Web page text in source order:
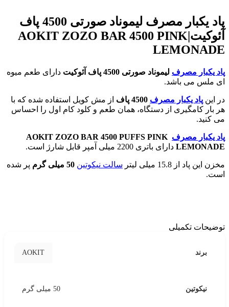
پاد یکبار مصرف لیموناد صورتی 4500 پاف
آئوکیت| AOKIT ZOZO BAR 4500 PINK
LEMONADE
پاد یکبار مصرف لیموناد صورتی 4500 پاف آئوکیت
دارای طعم میوه
ای ملس می باشد.
در این پاد یکبار مصرف
از مش کویل استفاده شده که با
هر بار کامگیری از دستگاه، همان طعم و کلود کام اول را احساس
می کنید.
پاد یکبار مصرف AOKIT ZOZO BAR 4500 PUFFS PINK
LEMONADE دارای باتری 2200 میلی آمپر قابل شارژ است.
مخزن این پاد از 15.8 میلی لیتر سالت نیکوتین 50 میلی گرم
پر شده
است.
توضیحات تکمیلی
برند AOKIT
نیکوتین 50 میلی گرم